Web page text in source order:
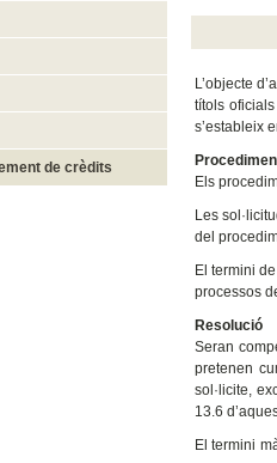
de crèdits
L’objecte
títols
s’estableix
Els
Les
del
El termini
processos
Resolució
Seran
pretenen
sol·licite,
13.6
El termini